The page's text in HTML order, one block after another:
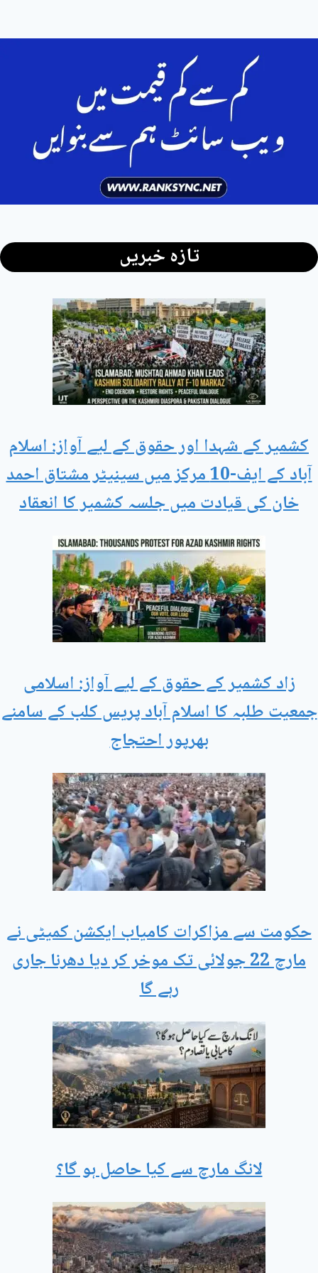
تازہ خبریں
کشمیر کے شہدا اور حقوق کے لیے آواز: اسلام
آباد کے ایف-10 مرکز میں سینیٹر مشتاق احمد
خان کی قیادت میں جلسہ کشمیر کا انعقاد
زاد کشمیر کے حقوق کے لیے آواز: اسلامی
جمعیت طلبہ کا اسلام آباد پریس کلب کے سامنے
بھرپور احتجاج
حکومت سے مزاکرات کامیاب ایکشن کمیٹی نے
مارچ 22 جولائی تک موخر کر دیا دھرنا جاری
رہے گا
لانگ مارچ سے کیا حاصل ہو گا؟